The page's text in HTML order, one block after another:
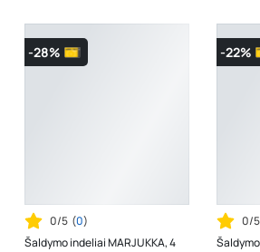
-28%
0/5 (0)
Šaldymo indeliai MARJUKKA, 4
-22%
0/5